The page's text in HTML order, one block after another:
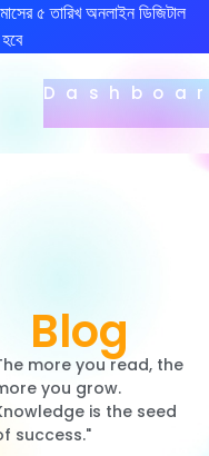
৫ তারিখ অনলাইন ডিজিটাল
হবে
Blog
more you read, the
you grow.
is the seed
success."